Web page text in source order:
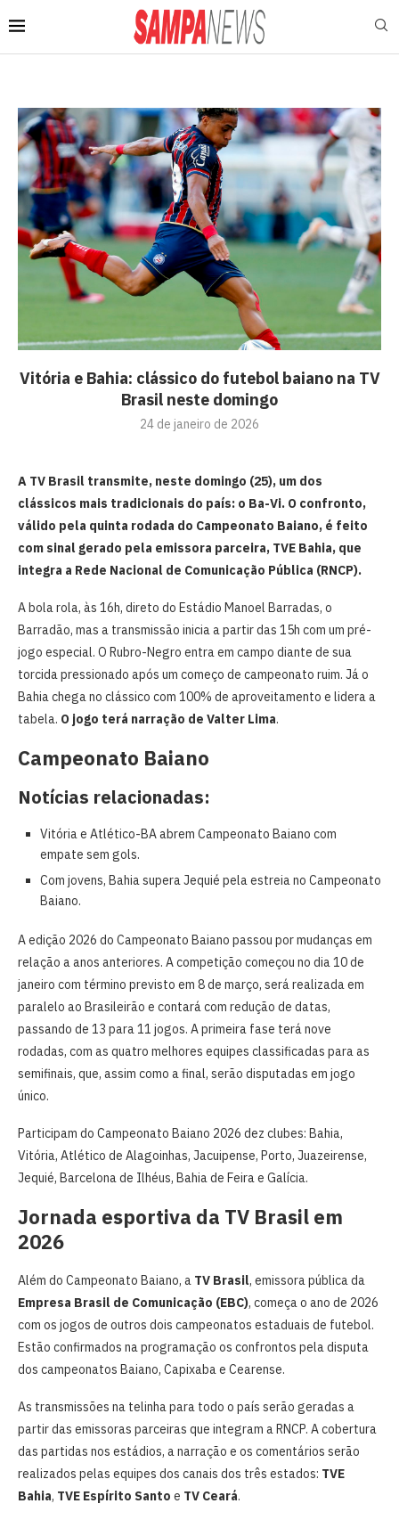
Vitória e Bahia: clássico do futebol baiano na TV
Brasil neste domingo
24 de janeiro de 2026
A TV Brasil transmite, neste domingo (25), um dos
clássicos mais tradicionais do país: o Ba-Vi. O confronto,
válido pela quinta rodada do Campeonato Baiano, é feito
com sinal gerado pela emissora parceira, TVE Bahia, que
integra a Rede Nacional de Comunicação Pública (RNCP).
A bola rola, às 16h, direto do Estádio Manoel Barradas, o
Barradão, mas a transmissão inicia a partir das 15h com um pré-
jogo especial. O Rubro-Negro entra em campo diante de sua
torcida pressionado após um começo de campeonato ruim. Já o
Bahia chega no clássico com 100% de aproveitamento e lidera a
tabela. O jogo terá narração de Valter Lima.
Campeonato Baiano
Notícias relacionadas:
Vitória e Atlético-BA abrem Campeonato Baiano com
empate sem gols.
Com jovens, Bahia supera Jequié pela estreia no Campeonato
Baiano.
A edição 2026 do Campeonato Baiano passou por mudanças em
relação a anos anteriores. A competição começou no dia 10 de
janeiro com término previsto em 8 de março, será realizada em
paralelo ao Brasileirão e contará com redução de datas,
passando de 13 para 11 jogos. A primeira fase terá nove
rodadas, com as quatro melhores equipes classificadas para as
semifinais, que, assim como a final, serão disputadas em jogo
único.
Participam do Campeonato Baiano 2026 dez clubes: Bahia,
Vitória, Atlético de Alagoinhas, Jacuipense, Porto, Juazeirense,
Jequié, Barcelona de Ilhéus, Bahia de Feira e Galícia.
Jornada esportiva da TV Brasil em
2026
Além do Campeonato Baiano, a TV Brasil, emissora pública da
Empresa Brasil de Comunicação (EBC), começa o ano de 2026
com os jogos de outros dois campeonatos estaduais de futebol.
Estão confirmados na programação os confrontos pela disputa
dos campeonatos Baiano, Capixaba e Cearense.
As transmissões na telinha para todo o país serão geradas a
partir das emissoras parceiras que integram a RNCP. A cobertura
das partidas nos estádios, a narração e os comentários serão
realizados pelas equipes dos canais dos três estados: TVE
Bahia, TVE Espírito Santo e TV Ceará.